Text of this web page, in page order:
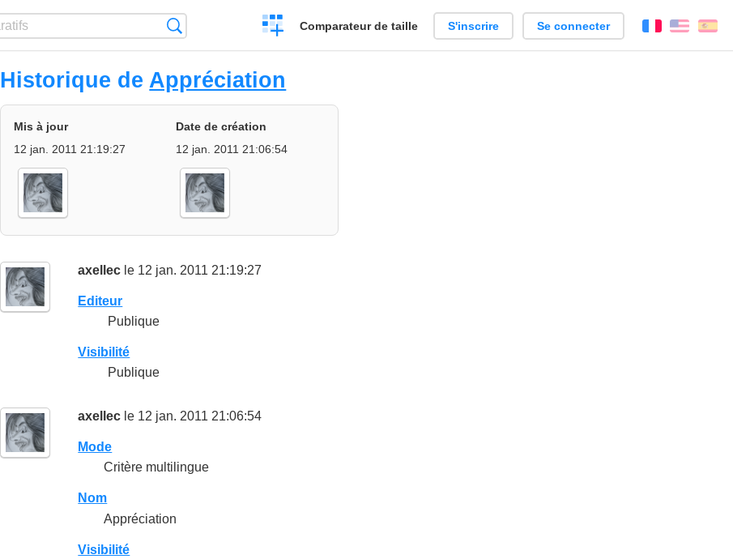
Créer
un
Comparateur de taille S'inscrire Se connecter FrançaisEnglish
Historique de Appréciation
Mis à jour
12 jan. 2011 21:19:27
Date de création
12 jan. 2011 21:06:54
axellec le 12 jan. 2011 21:19:27
Editeur
Publique
Visibilité
Publique
axellec le 12 jan. 2011 21:06:54
Mode
Critère multilingue
Nom
Appréciation
Visibilité